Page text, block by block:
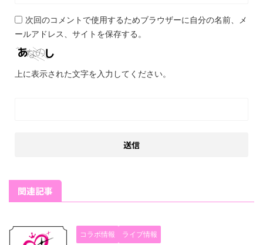
次回のコメントで使用するためブラウザーに自分の名前、メ
ールアドレス、サイトを保存する。
上に表示された文字を入力してください。
関連記事
コラボ情報 ライブ情報